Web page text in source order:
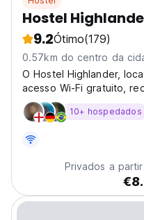
Hostel
9.2Ótimo(179)
0.57km do centro da
O Hostel Highlander,
acesso Wi-Fi gratuito,
espetaculares do
cozinha nacional10+ hospedados
Privados a